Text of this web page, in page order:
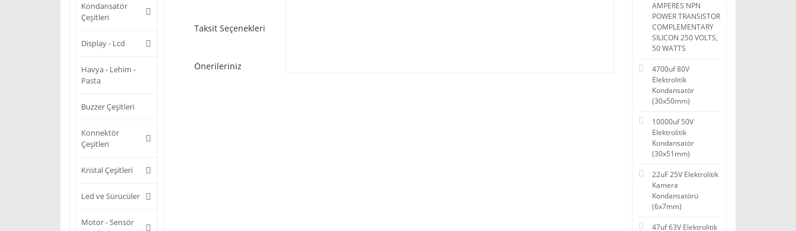
Kondansatör
Çeşitleri
Display - Lcd
Havya - Lehim -
Pasta
Buzzer Çeşitleri
Konnektör
Çeşitleri
Kristal Çeşitleri
Led ve Sürücüler
Motor - Sensör
Taksit Seçenekleri
Önerileriniz
AMPERES NPN
POWER TRANSISTOR
COMPLEMENTARY
SILICON 250 VOLTS,
50 WATTS
4700uf 80V
Elektrolitik
Kondansatör
(30x50mm)
10000uf 50V
Elektrolitik
Kondansatör
(30x51mm)
22uF 25V Elektrolitik
Kamera
Kondansatörü
(6x7mm)
47uf 63V Elektrolitik